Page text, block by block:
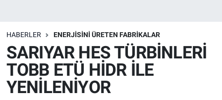
HABERLER ENERJISINI ÜRETEN FABRIKALAR
SARIYAR HES TÜRBİNLERİ
TOBB ETÜ HİDR İLE
YENİLENİYOR
Depolama Çözümleri
İnşaat ve Malzeme
HaberOrtak